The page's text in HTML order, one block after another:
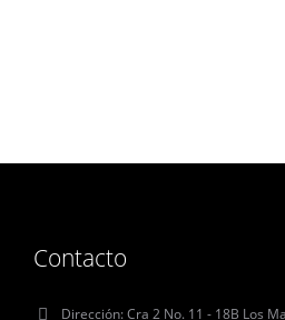
Contacto
Dirección:Cra 2 No. 11 - 18B Los